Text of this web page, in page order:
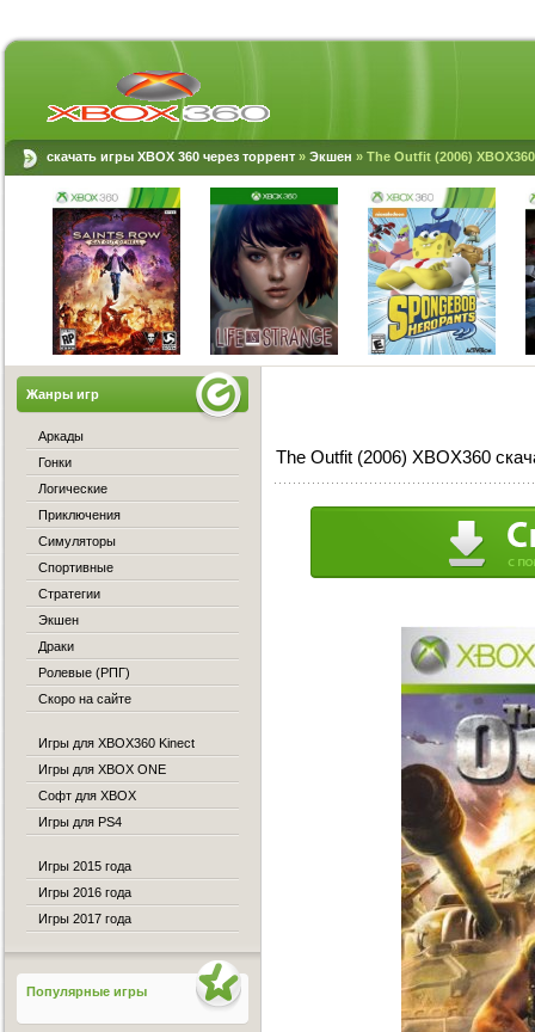
скачать игры XBOX 360 через торрент » Экшен » The Outfit (2006) XBOX360
The Outfit (2006) XBOX360
Жанры игр
Аркады
Гонки
Логические
Приключения
Симуляторы
Спортивные
Стратегии
Экшен
Драки
Ролевые (РПГ)
Скоро на сайте
Игры для XBOX360 Kinect
Игры для XBOX ONE
Софт для XBOX
Игры для PS4
Игры 2015 года
Игры 2016 года
Игры 2017 года
Популярные игры